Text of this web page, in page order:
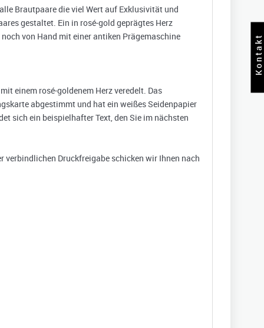
Brautpaare die viel Wert auf Exklusivität und
gestaltet. Ein in rosé-gold geprägtes Herz
von Hand mit einer antiken Prägemaschine
einem rosé-goldenem Herz veredelt. Das
abgestimmt und hat ein weißes Seidenpapier
sich ein beispielhafter Text, den Sie im nächsten
verbindlichen Druckfreigabe schicken wir Ihnen nach
Kontakt